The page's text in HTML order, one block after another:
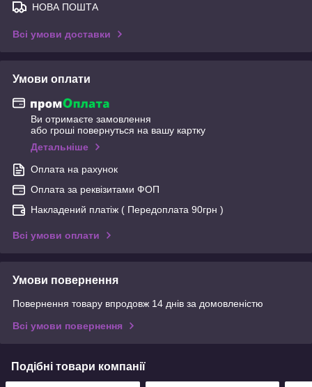
НОВА ПОШТА
Всі умови доставки
Умови оплати
Ви отримаєте замовлення
або гроші повернуться на вашу картку
Детальніше
Оплата на рахунок
Оплата за реквізитами ФОП
Накладений платіж ( Передоплата 90грн )
Всі умови оплати
Умови повернення
Повернення товару впродовж 14 днів за домовленістю
Всі умови повернення
Подібні товари компанії